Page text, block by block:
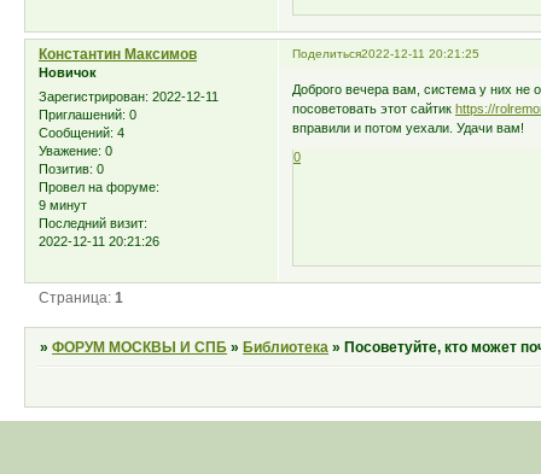
Поделиться2022-12-11 20:21:25
Константин Максимов
Новичок
Зарегистрирован: 2022-12-11
Приглашений: 0
Сообщений: 4
Уважение: 0
Позитив: 0
Провел на форуме:
9 минут
Последний визит:
2022-12-11 20:21:26
Доброго вечера вам, система у них не
посоветовать этот сайтикhttps://
вправили и потом уехали. Удачи вам!
0
Страница:1
»ФОРУМ МОСКВЫ И СПБ » Библиотека » Посоветуйте, кто может